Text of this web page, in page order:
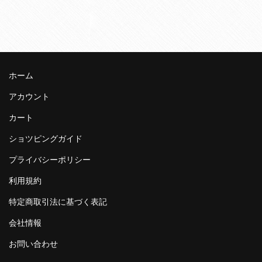
ホーム
アカウント
カート
ショツピングガイド
プライバシーポリシー
利用規約
特定商取引法に基づく表記
会社情報
お問い合わせ